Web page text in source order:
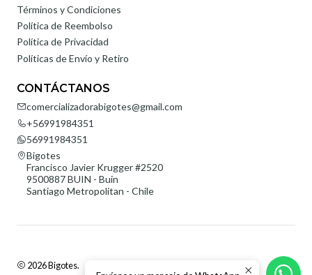
Términos y Condiciones
Política de Reembolso
Política de Privacidad
Políticas de Envío y Retiro
CONTÁCTANOS
comercializadorabigotes@gmail.com
+56991984351
56991984351
Bigotes
Francisco Javier Krugger #2520
9500887 BUIN - Buin
Santiago Metropolitan - Chile
2026 Bigotes.